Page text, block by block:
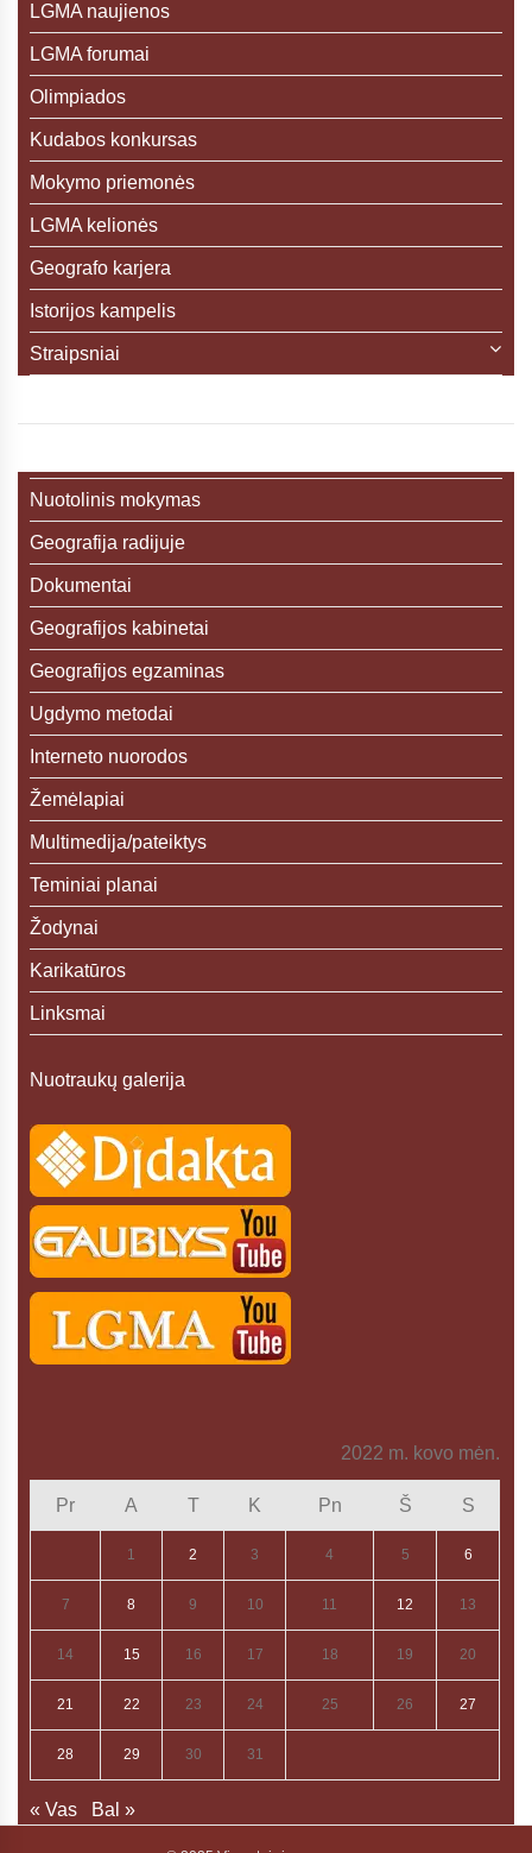
LGMA naujienos
LGMA forumai
Olimpiados
Kudabos konkursas
Mokymo priemonės
LGMA kelionės
Geografo karjera
Istorijos kampelis
Straipsniai
Nuotolinis mokymas
Geografija radijuje
Dokumentai
Geografijos kabinetai
Geografijos egzaminas
Ugdymo metodai
Interneto nuorodos
Žemėlapiai
Multimedija/pateiktys
Teminiai planai
Žodynai
Karikatūros
Linksmai
Nuotraukų galerija
2022 m. kovo mėn.
Pr A T K Pn Š S
1 2 3 4 5 6
7 8 9 10 11 12 13
14 15 16 17 18 19 20
21 22 23 24 25 26 27
28 29 30 31
« Vas Bal »